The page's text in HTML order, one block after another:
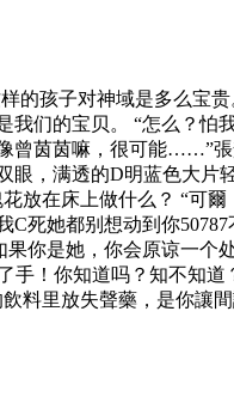
的孩子对神域是多么宝
我们的宝贝。 “怎么？怕
茵茵嘛，很可能……”
眼，满透的D明蓝色大片
放在床上做什么？ “可
C死她都别想动到你50787
是她，你会原谅一个
手！你知道吗？知不知道
料里放失聲藥，是你